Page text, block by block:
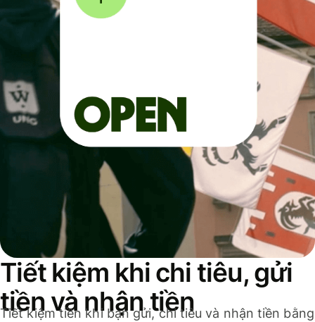
Tiết kiệm khi chi tiêu, gửi
tiền và nhận tiền
Tiết kiệm tiền khi bạn gửi, chi tiêu và nhận tiền bằng